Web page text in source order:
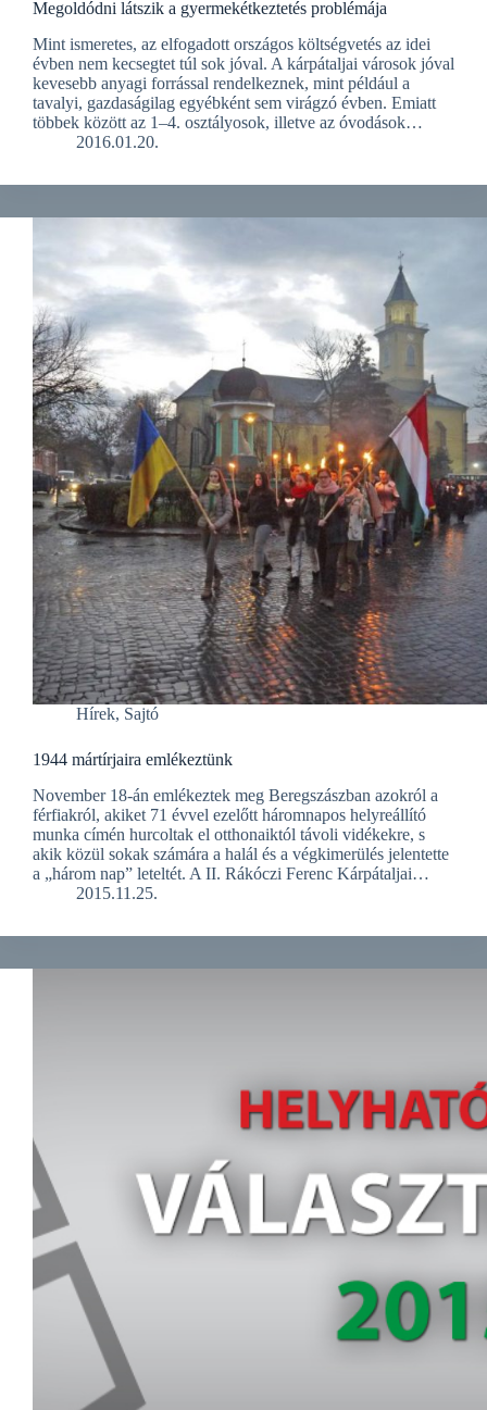
Megoldódni látszik a gyermekétkeztetés problémája
Mint ismeretes, az elfogadott országos költségvetés az idei
évben nem kecsegtet túl sok jóval. A kárpátaljai városok jóval
kevesebb anyagi forrással rendelkeznek, mint például a
tavalyi, gazdaságilag egyébként sem virágzó évben. Emiatt
többek között az 1–4. osztályosok, illetve az óvodások…
2016.01.20.
Hírek, Sajtó
1944 mártírjaira emlékeztünk
November 18-án emlékeztek meg Beregszászban azokról a
férfiakról, akiket 71 évvel ezelőtt háromnapos helyreállító
munka címén hurcoltak el otthonaiktól távoli vidékekre, s
akik közül sokak számára a halál és a végkimerülés jelentette
a „három nap” leteltét. A II. Rákóczi Ferenc Kárpátaljai…
2015.11.25.